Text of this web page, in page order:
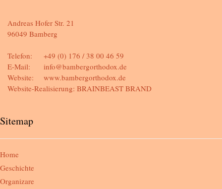
Andreas Hofer Str. 21
96049 Bamberg
Telefon:
E-Mail:
Website:
+49 (0) 176 / 38 00 46 59
info@bambergorthodox.de
www.bambergorthodox.de
Website-Realisierung: BRAINBEAST BRAND
Sitemap
Home
Geschichte
Organizare